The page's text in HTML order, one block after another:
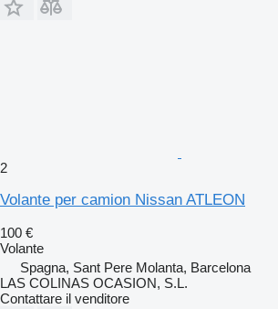
2
Volante per camion Nissan ATLEON
100 €
Volante
Spagna, Sant Pere Molanta, Barcelona
LAS COLINAS OCASION, S.L.
Contattare il venditore